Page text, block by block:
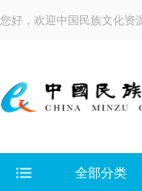
您好，欢迎中国民族文化资
全部分类